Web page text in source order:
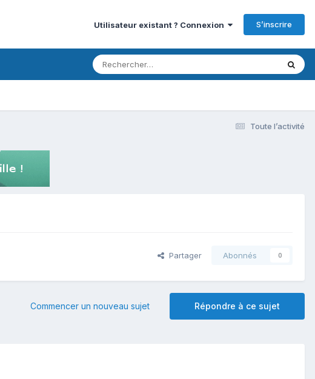
Utilisateur existant ? Connexion S’inscrire
Toute l’activité
Partager Abonnés 0
Répondre à ce sujet
Commencer un nouveau sujet